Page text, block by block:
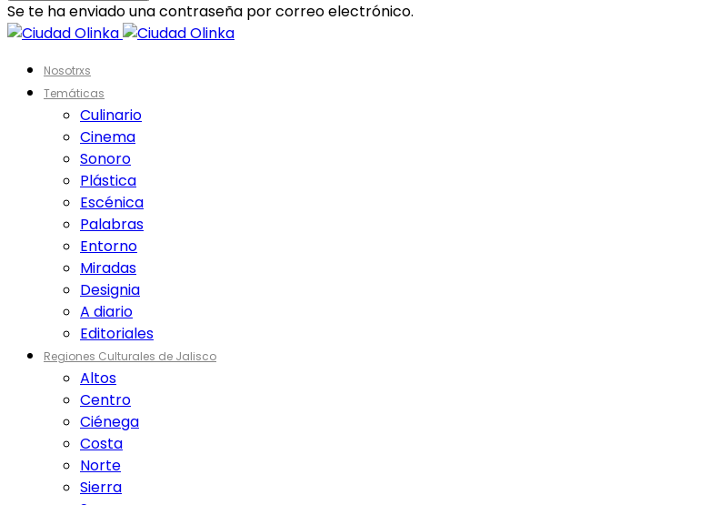
Se te ha enviado una contraseña por correo electrónico.
Nosotrxs
Temáticas
Culinario
Cinema
Sonoro
Plástica
Escénica
Palabras
Entorno
Miradas
Designia
A diario
Editoriales
Regiones Culturales de Jalisco
Altos
Centro
Ciénega
Costa
Norte
Sierra